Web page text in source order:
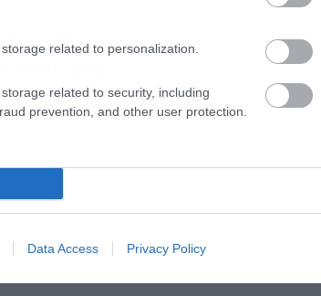
related to personalization.
related to security, including
prevention, and other user protection.
Data Access Privacy Policy
src=”
”